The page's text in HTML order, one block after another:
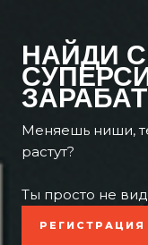
НАЙДИ
Меняешь ниши,
растут?
Ты просто не
РЕГИСТРАЦИЯ